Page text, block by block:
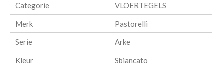
Categorie VLOERTEGELS
Merk Pastorelli
Serie Arke
Kleur Sbiancato